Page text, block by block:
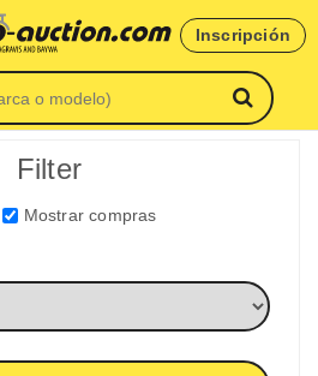
Inscripción
Filter
Mostrar compras